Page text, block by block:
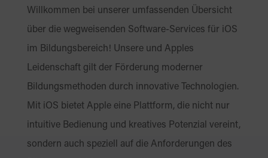
Willkommen bei unserer umfassenden Übersicht
über die wegweisenden Software-Services für iOS
im Bildungsbereich! Unsere und Apples
Leidenschaft gilt der Förderung moderner
Bildungsmethoden durch innovative Technologien.
Mit iOS bietet Apple eine Plattform, die nicht nur
intuitive Bedienung und kreatives Potenzial vereint,
sondern auch speziell auf die Anforderungen des